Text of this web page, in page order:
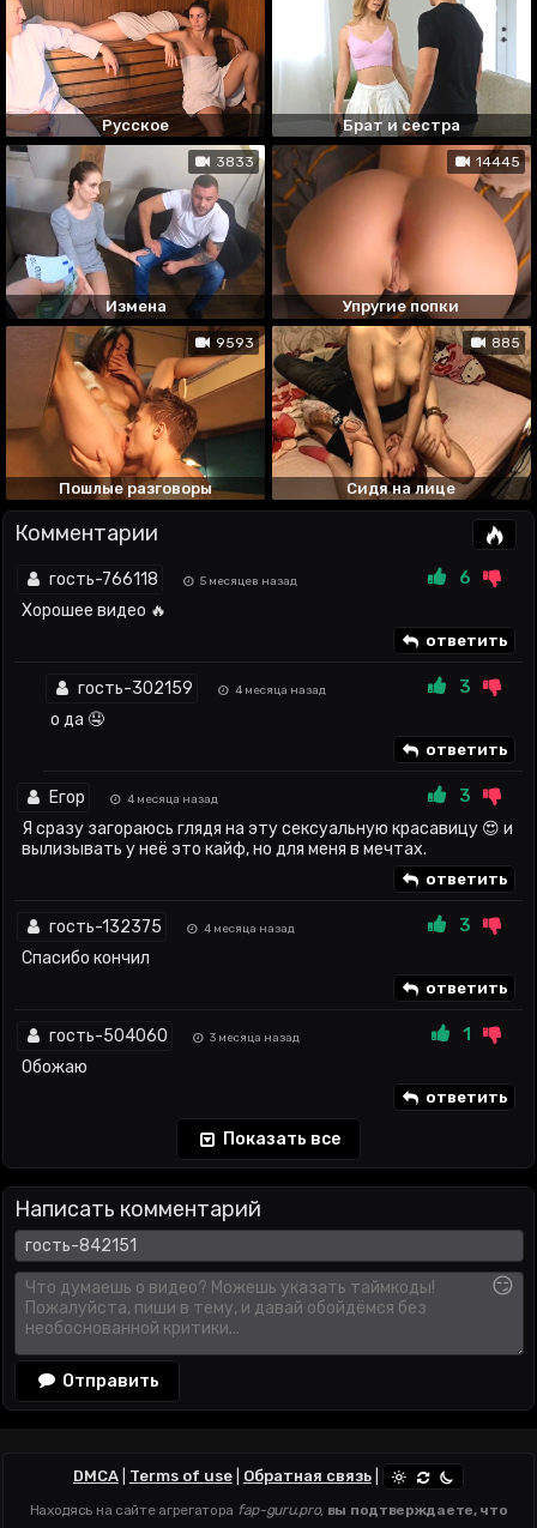
Русское Брат и сестра
3833
Измена
14445
Упругие попки
9593
Пошлые разговоры
885
Сидя на лице
Комментарии
гость-766118 5 месяцев назад 6
Хорошее видео 🔥
ответить
гость-302159 4 месяца назад 3
о да 🤤
ответить
Егор 4 месяца назад 3
Я сразу загораюсь глядя на эту сексуальную красавицу 😍 и
вылизывать у неё это кайф, но для меня в мечтах.
ответить
гость-132375 4 месяца назад 3
Спасибо кончил
ответить
гость-504060 3 месяца назад 1
Обожаю
ответить
Показать все
Написать комментарий
😏
Отправить
DMCA| Terms of use| Обратная связь
Находясь на сайте агрегатора fap-guru.pro, вы подтверждаете, что